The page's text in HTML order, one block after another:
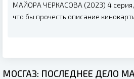
МАЙОРА ЧЕРКАСОВА (2023) 4 серия,
что бы прочесть описание
МОСГАЗ: ПОСЛЕДНЕЕ ДЕЛО